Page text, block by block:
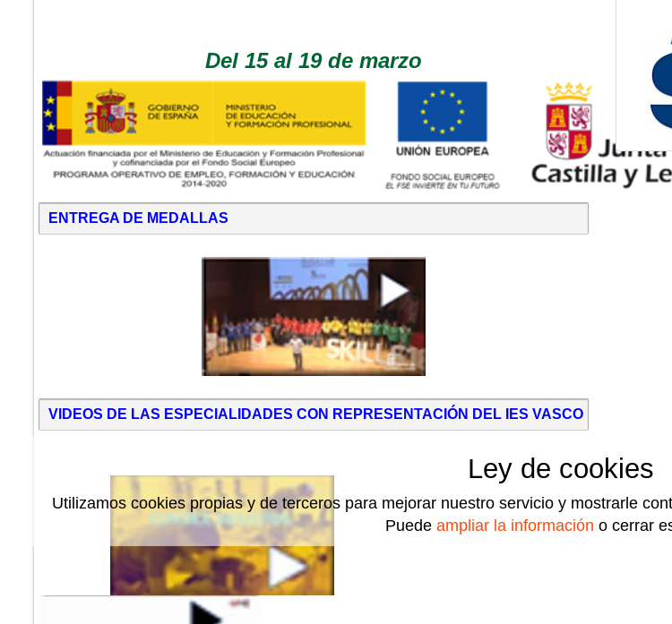
Del 15 al 19 de marzo
ENTREGA DE MEDALLAS
VIDEOS DE LAS ESPECIALIDADES CON REPRESENTACIÓN DEL IES VASCO DE LA
Ley de cookies
Utilizamos cookies propias y de terceros para mejorar nuestro servicio y mostrarle
Puede ampliar la información o cerrar